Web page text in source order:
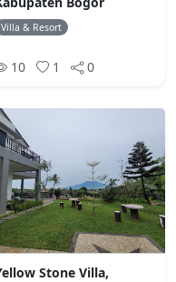
Villa & Resort
10 1 0
Stone Villa,